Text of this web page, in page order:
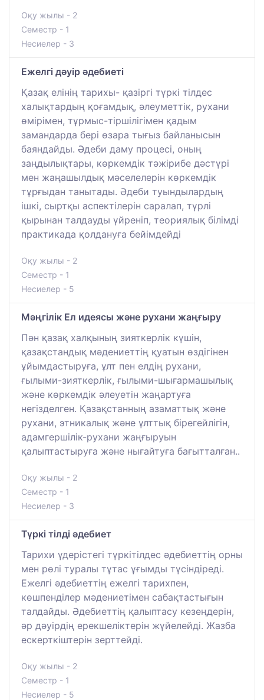
Оқу жылы - 2
Семестр - 1
Несиелер - 3
Eжелгі дәуір әдебиеті
Қазақ елінің тарихы- қазіргі түркі тілдес
халықтардың қоғамдық, әлеуметтік, рухани
өмірімен, тұрмыс-тіршілігімен қадым
замандарда бері өзара тығыз байланысын
баяндайды. Әдеби даму процесі, оның
заңдылықтары, көркемдік тәжірибе дәстүрі
мен жаңашылдық мәселелерін көркемдік
тұрғыдан танытады. Әдеби туындылардың
ішкі, сыртқы аспектілерін саралап, түрлі
қырынан талдауды үйреніп, теориялық білімді
практикада қолдануға бейімдейді
Оқу жылы - 2
Семестр - 1
Несиелер - 5
Мәңгілік Ел идеясы және рухани жаңғыру
Пән қазақ халқының зияткерлік күшін,
қазақстандық мәдениеттің қуатын өздігінен
ұйымдастыруға, ұлт пен елдің рухани,
ғылыми-зияткерлік, ғылыми-шығармашылық
және көркемдік әлеуетін жаңартуға
негізделген. Қазақстанның азаматтық және
рухани, этникалық және ұлттық бірегейлігін,
адамгершілік-рухани жаңғыруын
қалыптастыруға және нығайтуға бағытталған..
Оқу жылы - 2
Семестр - 1
Несиелер - 3
Түркі тілді әдебиет
Тарихи үдерістегі түркітілдес әдебиеттің орны
мен рөлі туралы тұтас ұғымды түсіндіреді.
Ежелгі әдебиеттің ежелгі тарихпен,
көшпенділер мәдениетімен сабақтастығын
талдайды. Әдебиеттің қалыптасу кезеңдерін,
әр дәуірдің ерекшеліктерін жүйелейді. Жазба
ескерткіштерін зерттейді.
Оқу жылы - 2
Семестр - 1
Несиелер - 5